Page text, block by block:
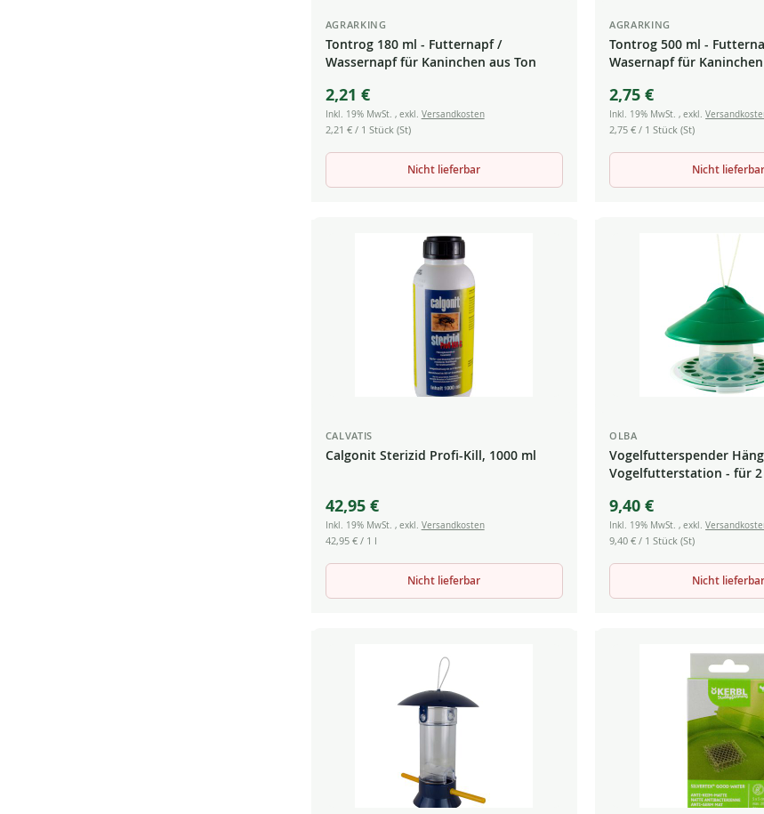
AGRARKING
Tontrog 180 ml - Futternapf /
Wassernapf für Kaninchen aus Ton
2,21 €
Inkl. 19% MwSt. , exkl. Versandkosten
2,21 €/ 1 Stück (St)
Nicht lieferbar
AGRARKING
Tontrog 500 ml -
Wasernapf für
2,75 €
Inkl. 19% MwSt.,exkl.
2,75 € / 1 Stück (St)
Nicht lieferbar
CALVATIS
Calgonit Sterizid Profi-Kill, 1000 ml
42,95 €
Inkl. 19% MwSt. , exkl. Versandkosten
42,95 €/ 1 l
Nicht lieferbar
OLBA
Vogelfutterspender
Vogelfutterstation - für
9,40 €
Inkl. 19% MwSt.,exkl.
9,40 € / 1 Stück (St)
Nicht lieferbar